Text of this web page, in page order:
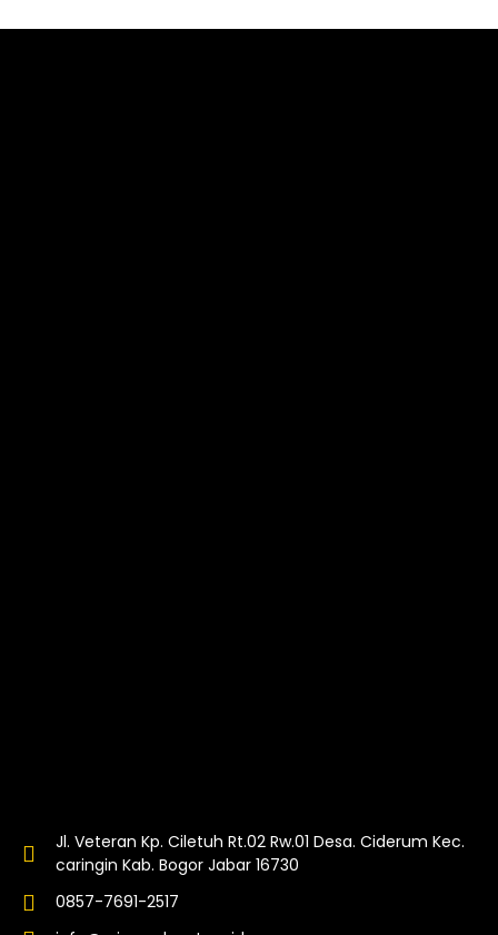
Jl. Veteran Kp. Ciletuh Rt.02 Rw.01 Desa. Ciderum Kec.
caringin Kab. Bogor Jabar 16730
0857-7691-2517